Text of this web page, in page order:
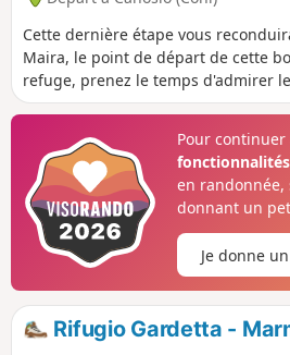
Cette dernière étape vous
Maira, le point de départ de cette
refuge, prenez le temps d'admirer
Meja, curiosité géologique. Le
Oserot.
Pour
en randonnée,
donnant un
Je donne
Rifugio Gardetta -